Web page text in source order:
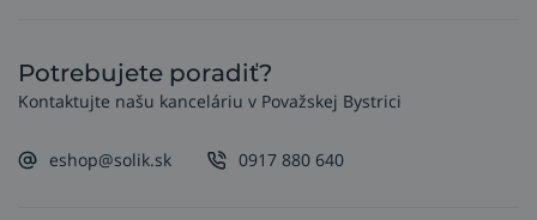
Potrebujete poradiť?
Kontaktujte našu kanceláriu v Považskej Bystrici
eshop@solik.sk 0917 880 640